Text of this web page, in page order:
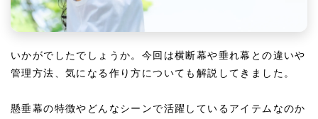
いかがでしたでしょうか。今回は横断幕や垂れ幕との違いや
管理方法、気になる作り方についても解説してきました。
懸垂幕の特徴やどんなシーンで活躍しているアイテムなのか